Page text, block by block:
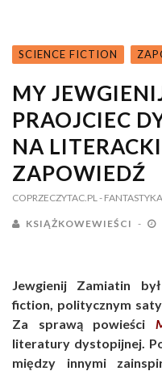
SCIENCE FICTION
MY
PRAOJCIEC
NA
ZAPOWIEDŹ
COPRZECZYTAC.PL - FANTASTYKA
KSIĄŻKOWEWIEŚCI
Jewgienij Zamiatin
fiction, politycznym
Za sprawą powieści
literatury dystopijnej.
między innymi